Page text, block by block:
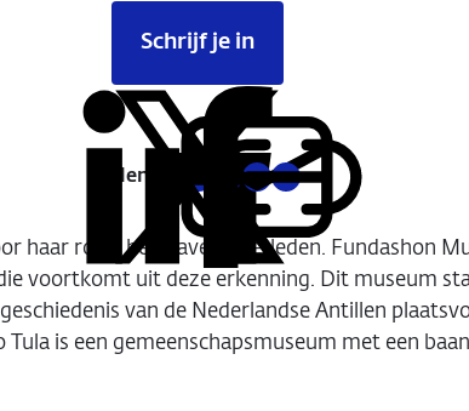
Schrijf je in
Delen:
Deel
LinkedIn
Deel
via
X
Deel
Facebook
Deel
via
E-
mail
Kopieer
deze
URL
haar rol in het slavernijverleden. Fundashon
voortkomt uit deze erkenning. Dit museum
van de Nederlandse Antillen
is een gemeenschapsmuseum met een